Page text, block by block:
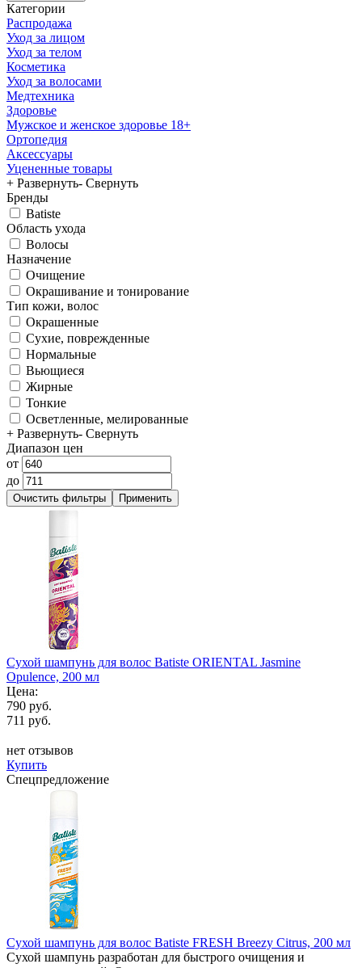
Категории
Распродажа
Уход за лицом
Уход за телом
Косметика
Уход за волосами
Медтехника
Здоровье
Мужское и женское здоровье 18+
Ортопедия
Аксессуары
Уцененные товары
+ Развернуть- Свернуть
Бренды
Batiste
Область ухода
Волосы
Назначение
Очищение
Окрашивание и тонирование
Тип кожи, волос
Окрашенные
Сухие, поврежденные
Нормальные
Вьющиеся
Жирные
Тонкие
Осветленные, мелированные
+ Развернуть- Свернуть
Диапазон цен
от
до
Сухой шампунь для волос Batiste ORIENTAL Jasmine
Opulence, 200 мл
Цена:
790 руб.
711 руб.
нет отзывов
Купить
Спецпредложение
Сухой шампунь для волос Batiste FRESH Breezy Citrus, 200 мл
Сухой шампунь разработан для быстрого очищения и